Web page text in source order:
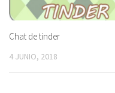
Chat de tinder
4 JUNIO, 2018